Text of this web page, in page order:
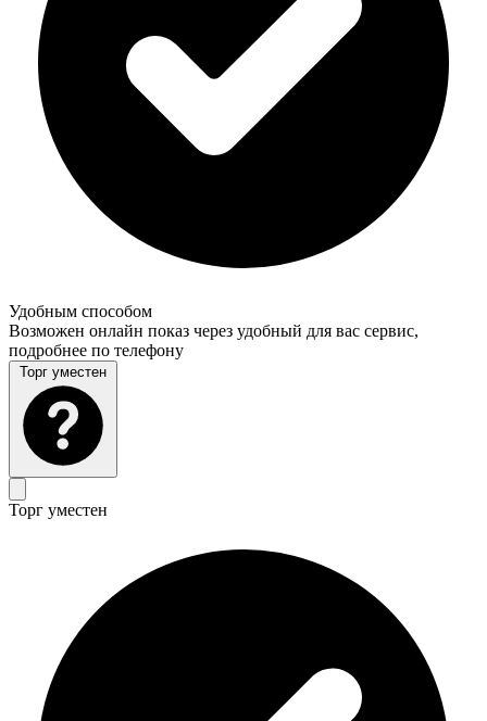
Удобным способом
Возможен онлайн показ через удобный для вас сервис,
подробнее по телефону
Торг уместен
Торг уместен